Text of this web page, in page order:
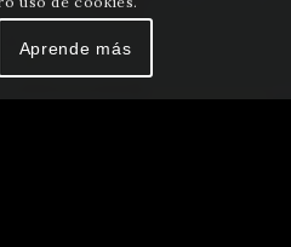
Aprende más